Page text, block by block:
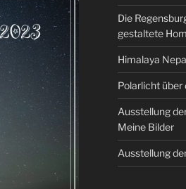
Die
gestaltete
Himalaya
Polarlicht über
Ausstellung
Meine Bilder
Ausstellung